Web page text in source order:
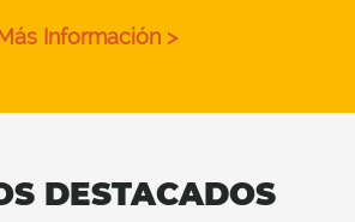
Información >
DESTACADOS